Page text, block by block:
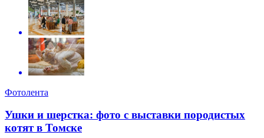
Фотолента
Ушки и шерстка: фото с выставки породистых
котят в Томске